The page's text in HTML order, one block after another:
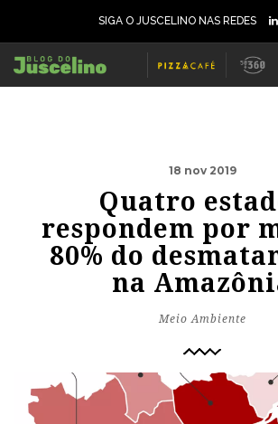
SIGA O JUSCELINO NAS REDES
18 nov 2019
Quatro
respondem por
80% do
na
Meio Ambiente